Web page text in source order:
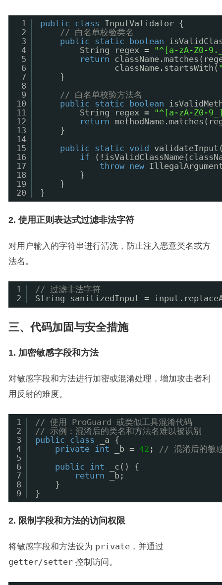
1
2
3
4
5
6
7
8
9
10
11
12
13
14
15
16
17
18
19
20
public class
InputValidator {
// 白名单校验类名
public
static boolean
String regex = "^[a-zA-Z0-
return
className.startsWith(
}
// 白名单校验方法名
public
static boolean
String regex = "^[a-zA-Z0-
return
}
public
static void
if
throw new
}
}
}
2. 使用正则表达式过滤非法字符
对用户输入的字符串进行清洗，防止注入恶意类名或方
法名。
1
2
// 过滤非法字符
String sanitizedInput =
三、代码加固与安全措施
1. 加密敏感字段和方法
对敏感字段和方法进行加密或混淆处理，增加攻击者利
用反射的难度。
1
2
3
4
5
6
7
8
9
// 使用 ProGuard 或类似工具混淆代码
// 示例：混淆后的类名和方法名难以被识别
public
class
_a {
private
int _b = 42 ; // 混淆后的敏
public
int
_c() {
return
_b;
}
}
2. 限制字段和方法的访问权限
将敏感字段和方法设为 private，并通过
getter/setter控制访问。